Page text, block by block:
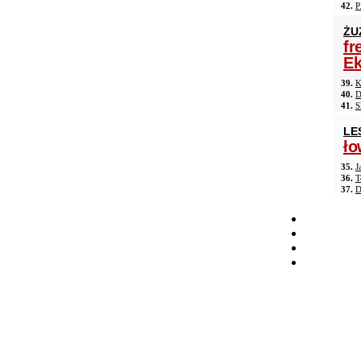
42.
39.
40.
41.
35.
36.
37.